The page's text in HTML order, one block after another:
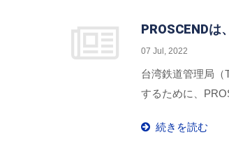
PROSCENDは
07 Jul, 2022
台湾鉄道管理局
するために、
続きを読む